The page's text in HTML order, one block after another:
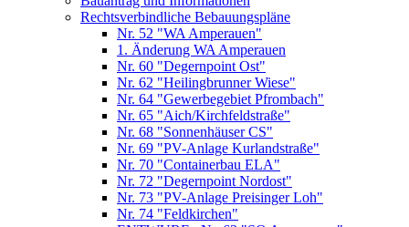
Rechtsverbindliche Bebauungspläne
Nr. 52 "WA Amperauen"
1. Änderung WA Amperauen
Nr. 60 "Degernpoint Ost"
Nr. 62 "Heilingbrunner Wiese"
Nr. 64 "Gewerbegebiet Pfrombach"
Nr. 65 "Aich/Kirchfeldstraße"
Nr. 68 "Sonnenhäuser CS"
Nr. 69 "PV-Anlage Kurlandstraße"
Nr. 70 "Containerbau ELA"
Nr. 72 "Degernpoint Nordost"
Nr. 73 "PV-Anlage Preisinger Loh"
Nr. 74 "Feldkirchen"